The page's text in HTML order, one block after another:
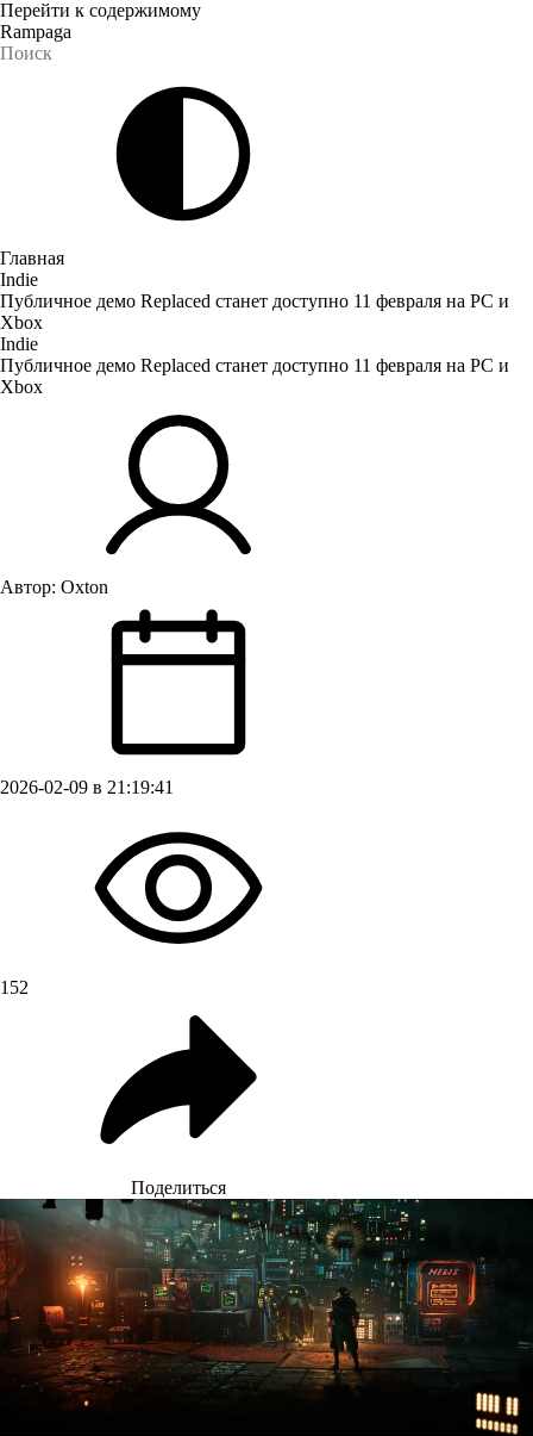
Перейти к содержимому
Rampaga
Главная
Indie
Публичное демо Replaced станет доступно 11 февраля на PC и
Xbox
Indie
Публичное демо Replaced станет доступно 11 февраля на PC и
Xbox
Автор: Oxton
2026-02-09 в 21:19:41
152
Поделиться